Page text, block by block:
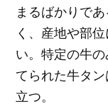
まるばかりで
く、産地や部
い。特定の牛
てられた牛タ
立つ。